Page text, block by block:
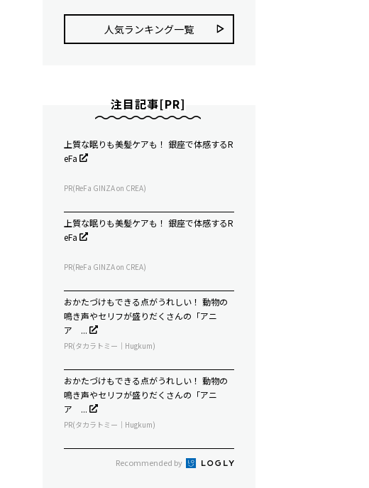
人気ランキング⼀覧
注目記事[PR]
上質な眠りも美髪ケアも！ 銀座で体感するR
eFa
PR(ReFa GINZA on CREA)
上質な眠りも美髪ケアも！ 銀座で体感するR
eFa
PR(ReFa GINZA on CREA)
おかたづけもできる点がうれしい！ 動物の
鳴き声やセリフが盛りだくさんの「アニ
ア ...
PR(タカラトミー｜Hugkum)
おかたづけもできる点がうれしい！ 動物の
鳴き声やセリフが盛りだくさんの「アニ
ア ...
PR(タカラトミー｜Hugkum)
Recommended by